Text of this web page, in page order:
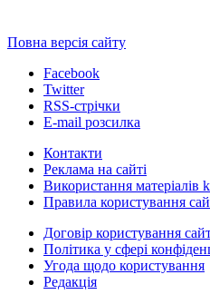
Повна версія сайту
Facebook
Twitter
RSS-стрічки
E-mail розсилка
Контакти
Реклама на сайті
Використання матеріалів
Правила користування
Договір користування
Політика у сфері
Угода щодо користування
Редакція